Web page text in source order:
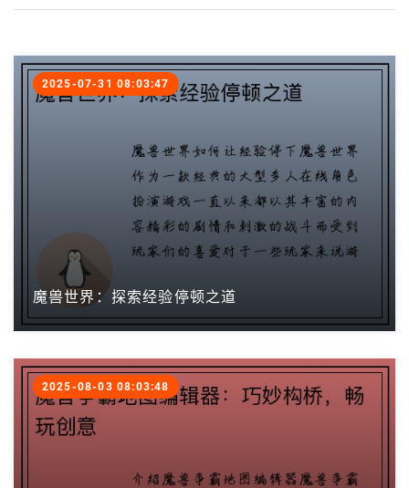
魔兽世界：探索经验停顿之道
2025-07-31 08:03:47
2025-08-03 08:03:48